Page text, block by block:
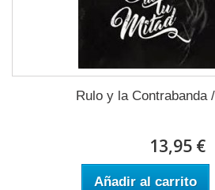
Rulo y la Contrabanda
13,95 €
Añadir al carrito